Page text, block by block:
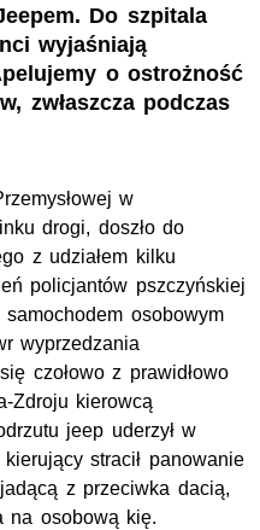
Do szpitala
wyjaśniają
o ostrożność
zwłaszcza podczas
w
drogi, doszło do
z udziałem kilku
policjantów pszczyńskiej
osobowym
wyprzedzania
czołowo z prawidłowo
Zdroju kierowcą
jeep uderzył w
stracił panowanie
z przeciwka dacią,
na osobową kię.